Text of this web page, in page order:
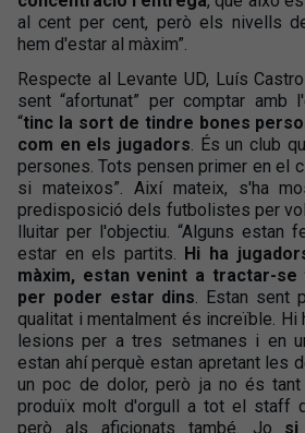
al cent per cent, però els nivells
hem d'estar al màxim”.
Respecte al Levante UD, Luís
sent “afortunat” per comptar amb
“tinc la sort de tindre bones
com en els jugadors. És un club
persones. Tots pensen primer en el
si mateixos”. Així mateix, s'ha
predisposició dels futbolistes per
lluitar per l'objectiu. “Alguns estan
estar en els partits. Hi ha
màxim, estan venint a tractar-
per poder estar dins. Estan sent
qualitat i mentalment és increïble. Hi
lesions per a tres setmanes i en
estan ahí perquè estan apretant les
un poc de dolor, però ja no és
produïx molt d'orgull a tot el staff
però als aficionats també. Jo si